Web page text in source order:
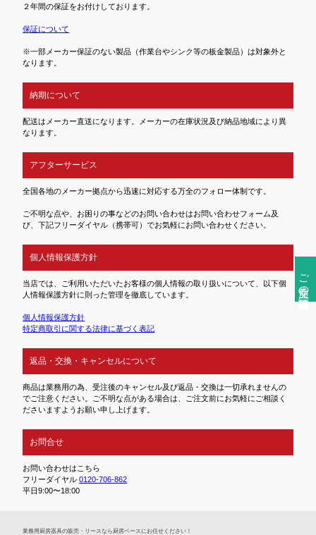
ご注文前の確認事項
２年間の保証をお付けしております。
保証について
※一部メーカー保証のない製品（作業台やシンク等の板金製品）は対象外と
なります。
納期について
配送はメーカー直送になります。メーカーの在庫状況及び納品地域により異
なります。
アフターサービス
全国各地のメーカー拠点から迅速に対応する万全のフォロー体制です。
ご不明な点や、お困りの事などのお問い合わせはお問い合わせフォーム及
び、下記フリーダイヤル（携帯可）でお気軽にお問い合わせください。
個人情報保護方針
当店では、ご利用いただいたお客様の個人情報の取り扱いについて、以下個
人情報保護方針に則った管理を徹底しています。
個人情報保護方針
特定商取引に関する法律に基づく表記
返品・交換・キャンセルについて
商品は業務用の為、受注後のキャンセル及び返品・交換は一切承れませんの
でご注意ください。ご不明な点がある場合は、ご注文前にお気軽にご相談く
ださいますようお願い申し上げます。
お問合せ
お問い合わせはこちら
フリーダイヤル0120-706-862
平日9:00〜18:00
業務⽤厨房器具の販売・リースなら厨房ベースにお任せください！